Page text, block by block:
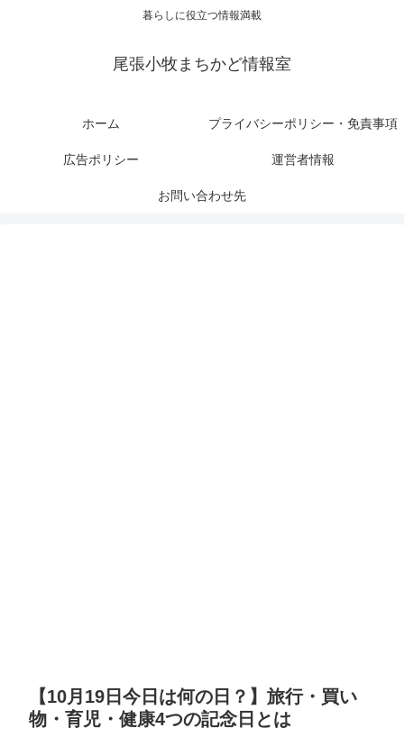
暮らしに役立つ情報満載
尾張小牧まちかど情報室
ホーム プライバシーポリシー・免責事項
広告ポリシー 運営者情報
お問い合わせ先
【10月19日今日は何の日？】旅行・買い
物・育児・健康4つの記念日とは